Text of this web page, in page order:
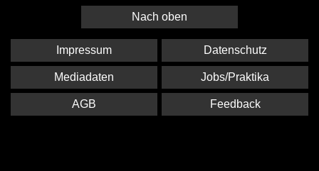
Nach oben
Impressum Datenschutz
Mediadaten Jobs/Praktika
AGB Feedback